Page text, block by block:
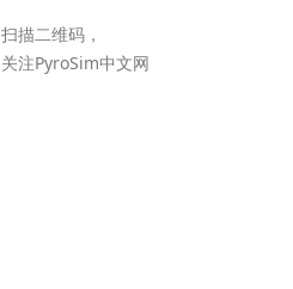
扫描二维码，
关注PyroSim中文网